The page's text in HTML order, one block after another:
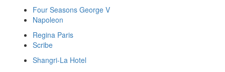
Four Seasons George V
Napoleon
Regina Paris
Scribe
Shangri-La Hotel